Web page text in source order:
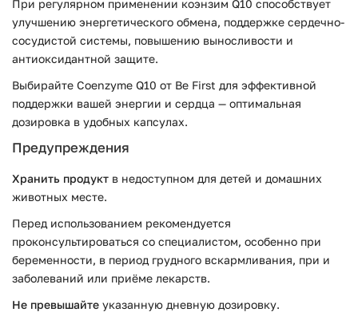
При регулярном применении коэнзим Q10 способствует
улучшению энергетического обмена, поддержке сердечно-
сосудистой системы, повышению выносливости и
антиоксидантной защите.
Выбирайте Coenzyme Q10 от Be First для эффективной
поддержки вашей энергии и сердца — оптимальная
дозировка в удобных капсулах.
Предупреждения
Хранить продукт в недоступном для детей и домашних
животных месте.
Перед использованием рекомендуется
проконсультироваться со специалистом, особенно при
беременности, в период грудного вскармливания, при и
заболеваний или приёме лекарств.
Не превышайте указанную дневную дозировку.